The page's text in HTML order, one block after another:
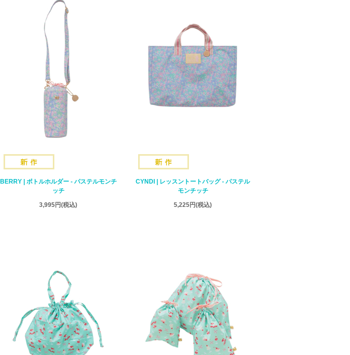
BERRY | ボトルホルダー - パステルモンチ
ッチ
3,995円(税込)
CYNDI | レッスントートバッグ - パステル
モンチッチ
5,225円(税込)